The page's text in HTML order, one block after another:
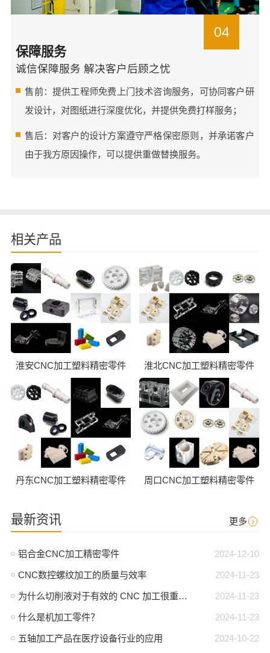
04
保障服务
诚信保障服务 解决客户后顾之忧
售前：提供工程师免费上门技术咨询服务，可协同客户研
发设计，对图纸进行深度优化，并提供免费打样服务；
售后：对客户的设计方案遵守严格保密原则，并承诺客户
由于我方原因操作，可以提供重做替换服务。
相关产品
淮安CNC加工塑料精密零件 淮北CNC加工塑料精密零件
丹东CNC加工塑料精密零件 周口CNC加工塑料精密零件
最新资讯 更多
2024-12-10
铝合金CNC加工精密零件
2024-11-23
CNC数控螺纹加工的质量与效率
2024-11-23
为什么切削液对于有效的 CNC 加工很重要？
2024-11-23
什么是机加工零件？
2024-10-22
五轴加工产品在医疗设备行业的应用